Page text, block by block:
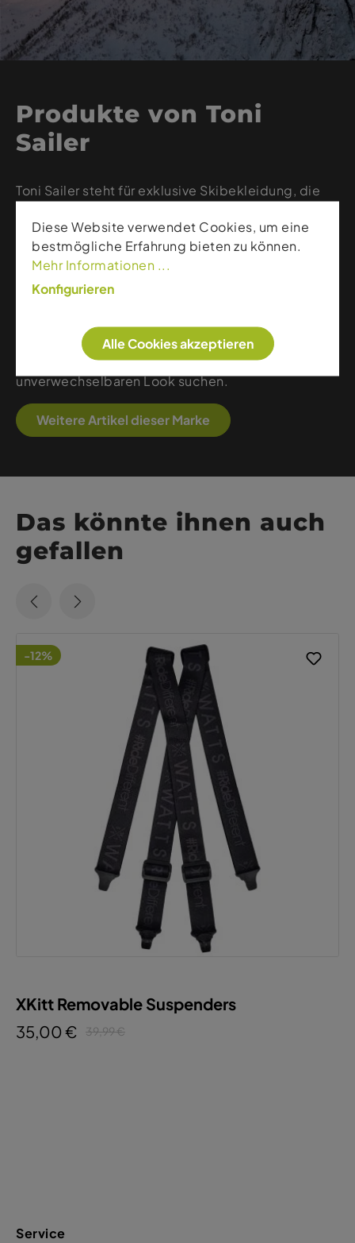
Produkte von Toni
Sailer
Toni Sailer steht für exklusive Skibekleidung, die
hochwertige Materialien in einzigartiger Weise
verbindet. Die Kollektionen zeichnen sich durch
präzise Schnitte, luxuriöse Stoffe und raffinierte
Details aus, die Wärme, Bewegungsfreiheit und Stil
Midlayer oder figurbetonte Hosen – Toni Sailer
richtet sich an anspruchsvolle Wintersportler, die
Premium-Qualität, Komfort und einen
unverwechselbaren Look suchen.
Weitere Artikel dieser Marke
Das könnte ihnen auch
gefallen
-12%
XKitt Removable Suspenders
35,00 €
39,99 €
Service
Diese Website verwendet Cookies, um eine
bestmögliche Erfahrung bieten zu können.
Mehr Informationen ...
Konfigurieren
Alle Cookies akzeptieren